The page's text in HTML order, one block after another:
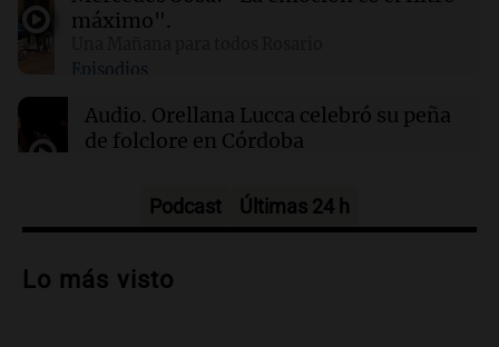
antojos ni mejora la salud, según estudio
01:29 Mundo
El lago Mead alcanza su nivel más bajo en 90
años, evidenciando la crisis hídrica en EE.UU.
máximo".
Episodios
Audio. Orellana Lucca celebró su peña
de folclore en Córdoba
Audio.Trágico accidente en Mendoza:
vehículos desde un puente
Podcast Últimas 24 h
Lo más visto